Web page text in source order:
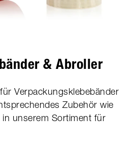
& Abroller
Verpackungsklebebänder
Zubehör wie
unserem Sortiment für